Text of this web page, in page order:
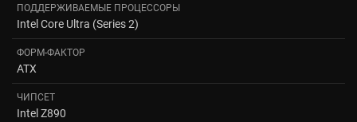
ПОДДЕРЖИВАЕМЫЕ ПРОЦЕССОРЫ
Intel Core Ultra (Series 2)
ФОРМ-ФАКТОР
ATX
ЧИПСЕТ
Intel Z890